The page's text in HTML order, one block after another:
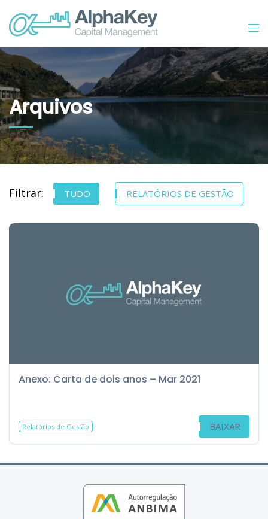
Arquivos
Filtrar: TUDO RELATÓRIOS DE GESTÃO
Anexo: Carta de dois anos – Mar 2021
Relatórios de Gestão BAIXAR